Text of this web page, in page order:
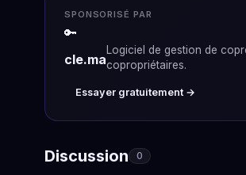
SPONSORISÉ PAR
🔑
cle.ma
Logiciel de gestion de
copropriétaires.
Essayer gratuitement →
Discussion 0